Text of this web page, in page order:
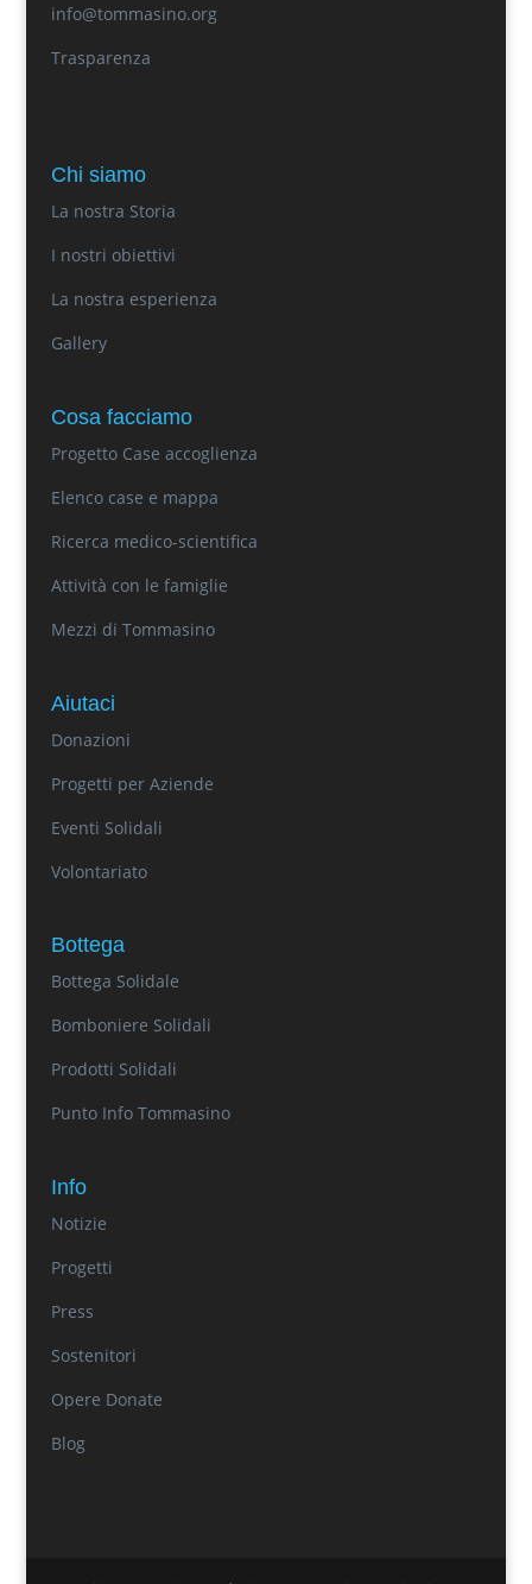
info@tommasino.org
Trasparenza
Chi siamo
La nostra Storia
I nostri obiettivi
La nostra esperienza
Gallery
Cosa facciamo
Progetto Case accoglienza
Elenco case e mappa
Ricerca medico-scientifica
Attività con le famiglie
Mezzi di Tommasino
Aiutaci
Donazioni
Progetti per Aziende
Eventi Solidali
Volontariato
Bottega
Bottega Solidale
Bomboniere Solidali
Prodotti Solidali
Punto Info Tommasino
Info
Notizie
Progetti
Press
Sostenitori
Opere Donate
Blog